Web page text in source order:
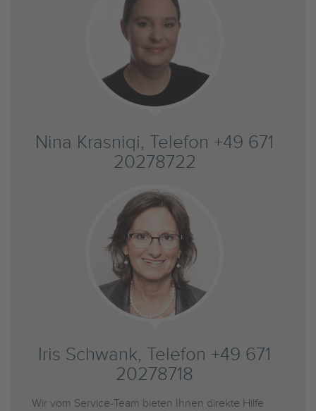
Nina Krasniqi, Telefon +49 671
20278722
Iris Schwank, Telefon +49 671
20278718
Wir vom Service-Team bieten Ihnen direkte Hilfe